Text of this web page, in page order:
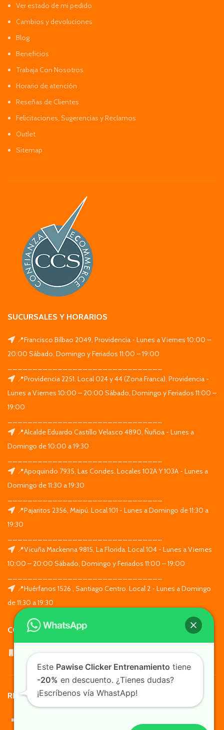
Ver estado de mi pedido
Cambios y devoluciones
Blog
Beneficios
Trabaja Con Nosotros
Horario de atención
Reseñas de Clientes
Felicitaciones, Sugerencias y Reclamos
Outlet
Sitemap
SUCURSALES Y HORARIOS
📍Francisco Bilbao 2049, Providencia - Lunes a Viernes 10:00 –
20:00 Sábado, Domingo y Feriados 11:00 – 19:00
📍Providencia 2251. Local 024 y 44 (Zona Franca), Providencia -
Lunes a Viernes 10:00 – 20:00 Sábado, Domingo y Feriados 11:00 –
19:00
📍Alcalde Eduardo Castillo Velasco 4890, Ñuñoa - Lunes a
Domingo de 10:00 a 19:30
📍Apoquindo 7935, Las Condes. Locales 102A Y 103A - Lunes a
Domingo de 11:30 a 19:30
📍Pajaritos 2356, Maipú. Local 101 - Lunes a Domingo de 11:30 a
19:30
📍Vicuña Mackenna 9815, La Florida. Local 104 - Lunes a Viernes
10:00 – 20:00 Sábado, Domingo y Feriados 11:00 – 19:00
📍Huérfanos 1526 , Santiago Centro. Local 2 - Lunes a Domingo
de 11:30 a 19:30
CONTACTO
WhatsApp: +569 7564 4676
REDES SOCIALES
Este Pawise Clicker Entrenamiento tiene
-20% en descuento. ¿Tienes dudas?
¡Escríbenos vía WhastApp!